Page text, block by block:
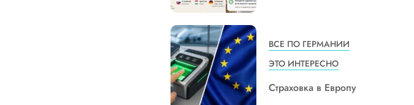
ВСЕ ПО ГЕРМАНИИ
ЭТО ИНТЕРЕСНО
Страховка в Европу